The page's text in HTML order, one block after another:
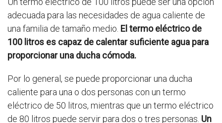
adecuada para las necesidades de agua caliente de
una familia de tamaño medio. El termo eléctrico de
100 litros es capaz de calentar suficiente agua para
proporcionar una ducha cómoda.
Por lo general, se puede proporcionar una ducha
caliente para una o dos personas con un termo
eléctrico de 50 litros, mientras que un termo eléctrico
de 80 litros puede servir para dos o tres personas. Un